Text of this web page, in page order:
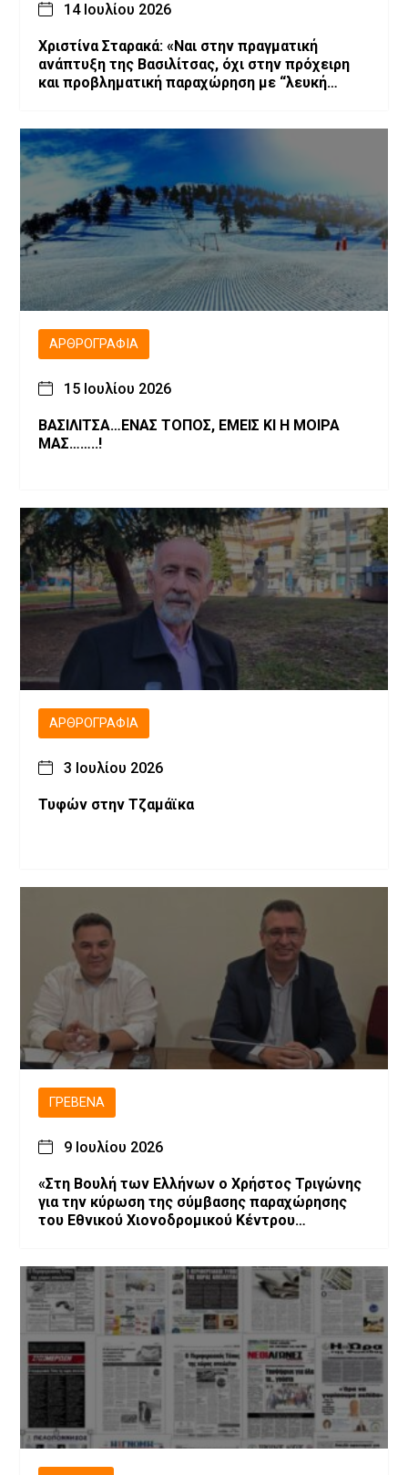
14 Ιουλίου 2026
Χριστίνα Σταρακά: «Ναι στην πραγματική
ανάπτυξη της Βασιλίτσας, όχι στην πρόχειρη
και προβληματική παραχώρηση με “λευκή
ΑΡΘΡΟΓΡΑΦΊΑ
15 Ιουλίου 2026
ΒΑΣΙΛΙΤΣΑ…ΕΝΑΣ ΤΟΠΟΣ, ΕΜΕΙΣ ΚΙ Η ΜΟΙΡΑ
ΜΑΣ……..!
ΑΡΘΡΟΓΡΑΦΊΑ
3 Ιουλίου 2026
Τυφών στην Τζαμάϊκα
ΓΡΕΒΕΝΆ
9 Ιουλίου 2026
«Στη Βουλή των Ελλήνων ο Χρήστος Τριγώνης
για την κύρωση της σύμβασης παραχώρησης
του Εθνικού Χιονοδρομικού Κέντρου